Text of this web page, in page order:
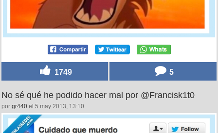
1749 5
No sé qué he podido hacer mal por @Francisk1t0
por gr440 el 5 may 2013, 13:10